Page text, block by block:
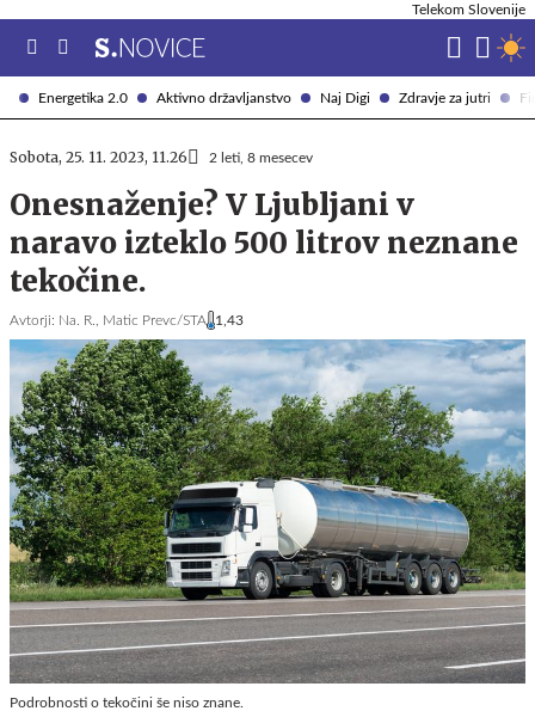
Energetika 2.0 Aktivno državljanstvo Naj Digi Zdravje za jutri
Telekom Slovenije
Sobota, 25. 11. 2023, 11.26 2 leti, 8 mesecev
Onesnaženje? V Ljubljani v
naravo izteklo 500 litrov neznane
tekočine.
Avtorji: Na. R., Matic Prevc/STA 1,43
Podrobnosti o tekočini še niso znane.